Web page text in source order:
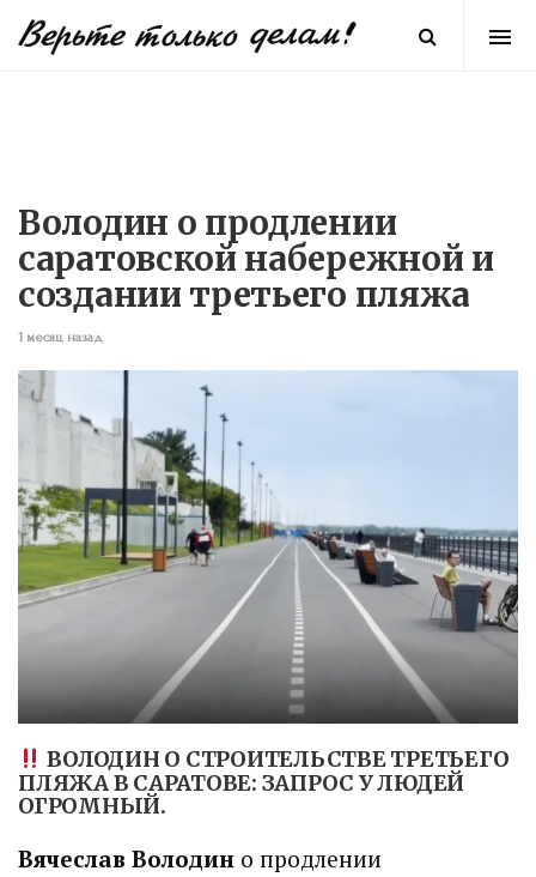
Володин о продлении
саратовской набережной и
создании третьего пляжа
1 месяц назад
ВОЛОДИН О СТРОИТЕЛЬСТВЕТРЕТЬЕГО
ПЛЯЖА В САРАТОВЕ: ЗАПРОС У ЛЮДЕЙ
ОГРОМНЫЙ.
Вячеслав Володин о продлении